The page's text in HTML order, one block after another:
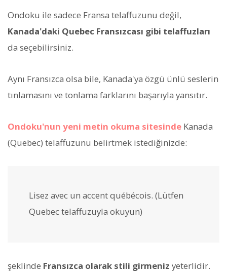
Ondoku ile sadece Fransa telaffuzunu değil,
Kanada'daki Quebec Fransızcası gibi telaffuzları
da seçebilirsiniz.
Aynı Fransızca olsa bile, Kanada'ya özgü ünlü seslerin
tınlamasını ve tonlama farklarını başarıyla yansıtır.
Ondoku'nun yeni metin okuma sitesinde Kanada
(Quebec) telaffuzunu belirtmek istediğinizde:
Lisez avec un accent québécois. (Lütfen
Quebec telaffuzuyla okuyun)
şeklinde Fransızca olarak stili girmeniz yeterlidir.